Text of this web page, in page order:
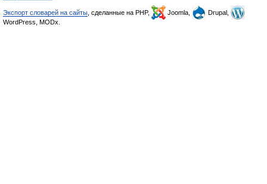
Экспорт словарей на сайты , сделанные на PHP, Joomla,
Drupal,
WordPress, MODx.